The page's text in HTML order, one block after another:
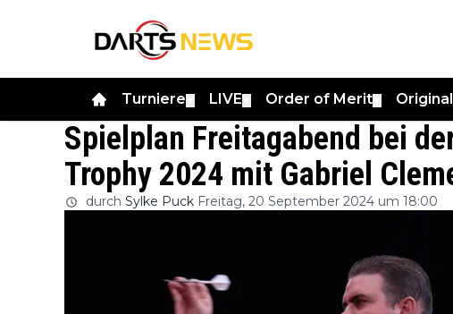
Turniere LIVE Order of Merit
Spielplan Freitagabend bei
Trophy 2024 mit Gabriel
durch Sylke Puck Freitag, 20 September 2024 um 18:00